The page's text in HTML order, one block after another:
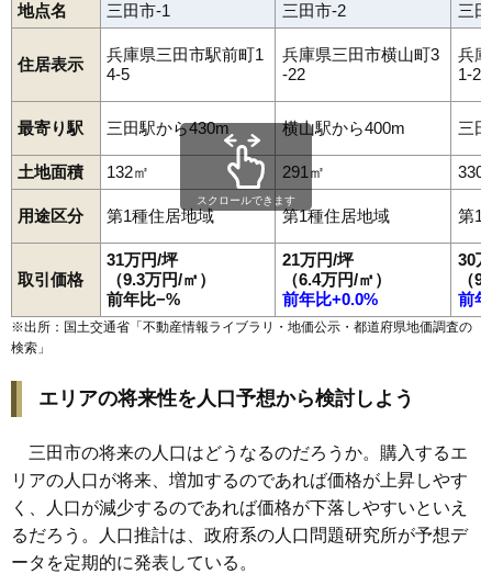
地点名 三田市-1 三田市-2 三
住居表示
兵庫県三田市駅前町1
4-5
兵庫県三田市横山町3
-22
兵
1-29
最寄り駅 三田駅から430m 横山駅から400m 三
土地面積 132㎡ 291㎡ 330
用途区分 第1種住居地域 第1種住居地域 第1
取引価格
31万円/坪
（9.3万円/㎡）
前年比−%
21万円/坪
（6.4万円/㎡）
前年比+0.0%
30
（
前
スクロールできます
※出所：国土交通省「 不動産情報ライブラリ・地価公示・都道府県地価調査の
検索 」
エリアの将来性を人口予想から検討しよう
三田市の将来の人口はどうなるのだろうか。購入するエ
リアの人口が将来、増加するのであれば価格が上昇しやす
く、人口が減少するのであれば価格が下落しやすいといえ
るだろう。人口推計は、政府系の人口問題研究所が予想デ
ータを定期的に発表している。